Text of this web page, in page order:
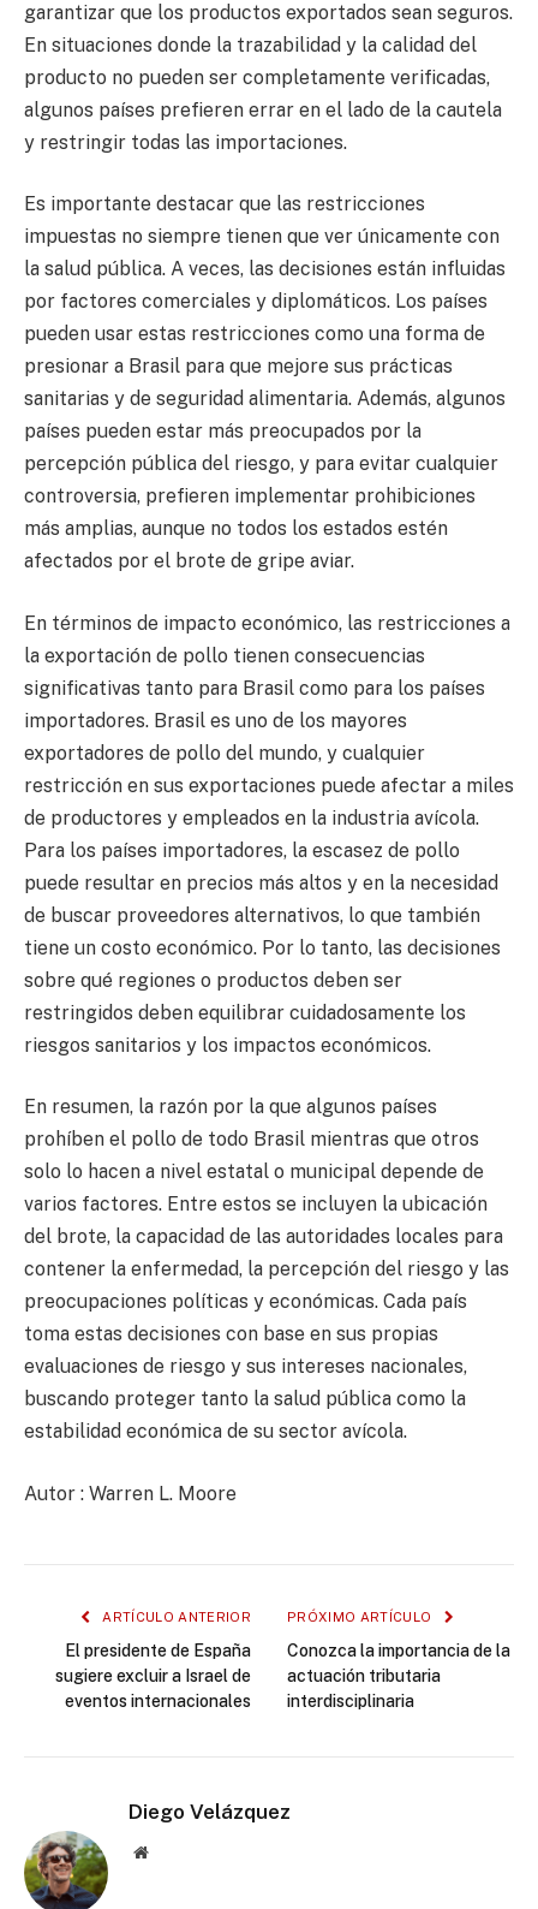
garantizar que los productos exportados sean seguros.
En situaciones donde la trazabilidad y la calidad del
producto no pueden ser completamente verificadas,
algunos países prefieren errar en el lado de la cautela
y restringir todas las importaciones.
Es importante destacar que las restricciones
impuestas no siempre tienen que ver únicamente con
la salud pública. A veces, las decisiones están influidas
por factores comerciales y diplomáticos. Los países
pueden usar estas restricciones como una forma de
presionar a Brasil para que mejore sus prácticas
sanitarias y de seguridad alimentaria. Además, algunos
países pueden estar más preocupados por la
percepción pública del riesgo, y para evitar cualquier
controversia, prefieren implementar prohibiciones
más amplias, aunque no todos los estados estén
afectados por el brote de gripe aviar.
En términos de impacto económico, las restricciones a
la exportación de pollo tienen consecuencias
significativas tanto para Brasil como para los países
importadores. Brasil es uno de los mayores
exportadores de pollo del mundo, y cualquier
restricción en sus exportaciones puede afectar a miles
de productores y empleados en la industria avícola.
Para los países importadores, la escasez de pollo
puede resultar en precios más altos y en la necesidad
de buscar proveedores alternativos, lo que también
tiene un costo económico. Por lo tanto, las decisiones
sobre qué regiones o productos deben ser
restringidos deben equilibrar cuidadosamente los
riesgos sanitarios y los impactos económicos.
En resumen, la razón por la que algunos países
prohíben el pollo de todo Brasil mientras que otros
solo lo hacen a nivel estatal o municipal depende de
varios factores. Entre estos se incluyen la ubicación
del brote, la capacidad de las autoridades locales para
contener la enfermedad, la percepción del riesgo y las
preocupaciones políticas y económicas. Cada país
toma estas decisiones con base en sus propias
evaluaciones de riesgo y sus intereses nacionales,
buscando proteger tanto la salud pública como la
estabilidad económica de su sector avícola.
Autor : Warren L. Moore
ARTÍCULO ANTERIOR
El presidente de España
sugiere excluir a Israel de
eventos internacionales
PRÓXIMO ARTÍCULO
Conozca la importancia de la
actuación tributaria
interdisciplinaria
Diego Velázquez
Website